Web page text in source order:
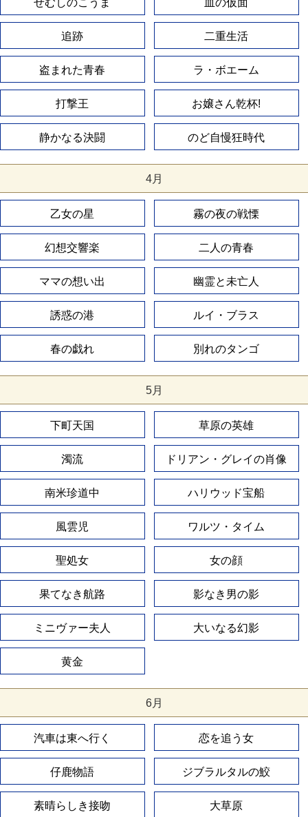
せむしのこうま 血の仮面
追跡 二重生活
盗まれた青春 ラ・ボエーム
打撃王 お嬢さん乾杯!
静かなる決闘 のど自慢狂時代
4月
乙女の星 霧の夜の戦慄
幻想交響楽 二人の青春
ママの想い出 幽霊と未亡人
誘惑の港 ルイ・ブラス
春の戯れ 別れのタンゴ
5月
下町天国 草原の英雄
濁流 ドリアン・グレイの肖像
南米珍道中 ハリウッド宝船
風雲児 ワルツ・タイム
聖処女 女の顔
果てなき航路 影なき男の影
ミニヴァー夫人 大いなる幻影
黄金
6月
汽車は東へ行く 恋を追う女
仔鹿物語 ジブラルタルの鮫
素晴らしき接吻 大草原